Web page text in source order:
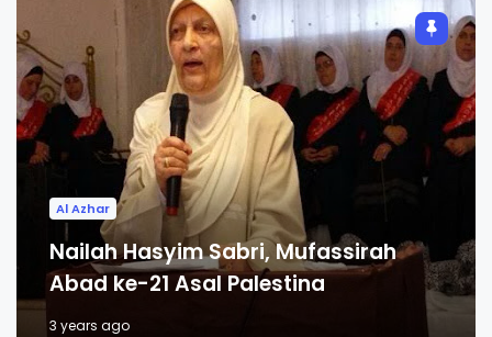
Al Azhar
Nailah Hasyim Sabri, Mufassirah
Abad ke-21 Asal Palestina
3 years ago